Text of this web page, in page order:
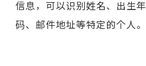
信息，可以识别姓名、出生
码、邮件地址等特定的个人。